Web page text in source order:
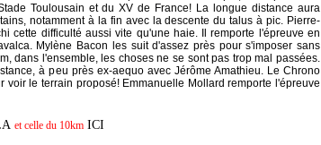
Toulousain et du XV de France! La longue distance aura
notamment à la fin avec la descente du talus à pic. Pierre-
cette difficulté aussi vite qu'une haie. Il remporte l'épreuve en
Mylène Bacon les suit d'assez près pour s'imposer sans
dans l'ensemble, les choses ne se sont pas trop mal passées.
à peu près ex-aequo avec Jérôme Amathieu. Le Chrono
voir le terrain proposé! Emmanuelle Mollard remporte l'épreuve
et celle du 10km ICI